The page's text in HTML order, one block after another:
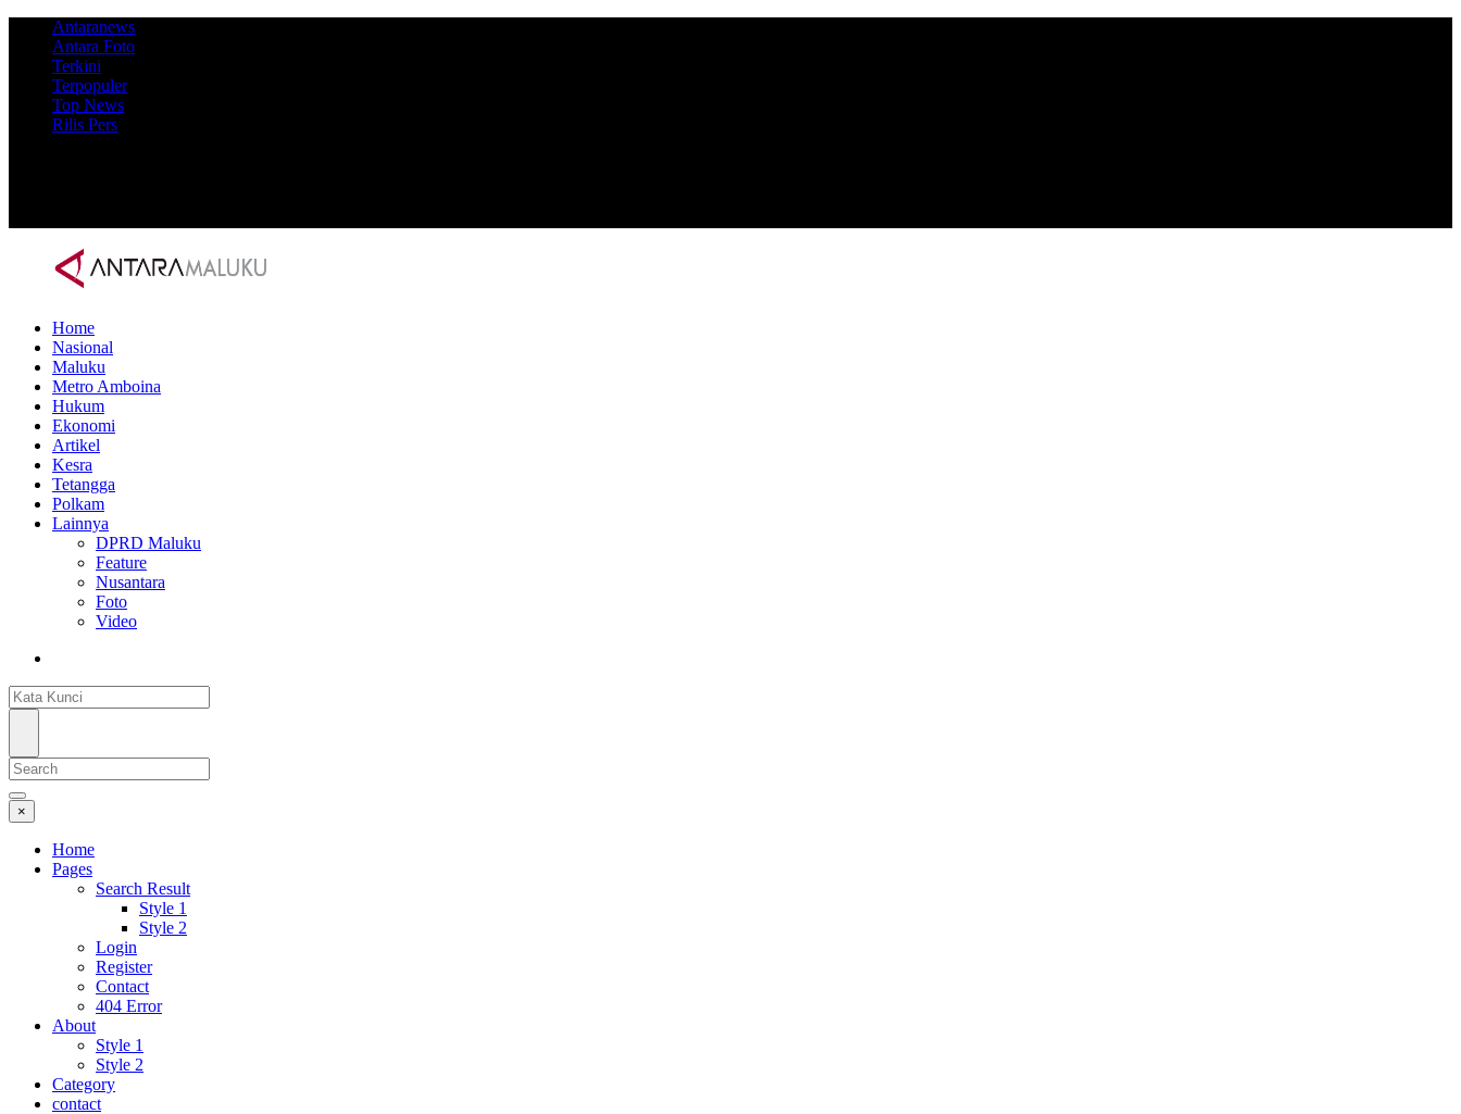
Antaranews
Antara Foto
Terkini
Terpopuler
Top News
Rilis Pers
Home
Nasional
Maluku
Metro Amboina
Hukum
Ekonomi
Artikel
Kesra
Tetangga
Polkam
Lainnya
DPRD Maluku
Feature
Nusantara
Foto
Video
×
Home
Pages
Search Result
Style 1
Style 2
Login
Register
Contact
404 Error
About
Style 1
Style 2
Category
contact